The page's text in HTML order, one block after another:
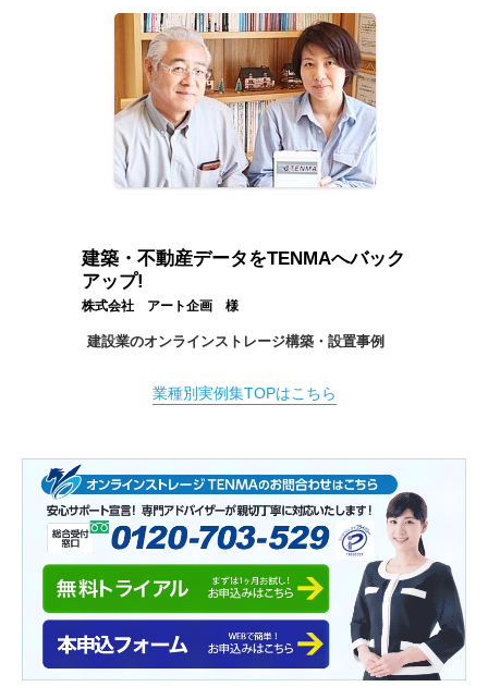
建築・不動産データをTENMAへバック
アップ!
株式会社 アート企画 様
建設業のオンラインストレージ構築・設置事例
業種別実例集TOPはこちら